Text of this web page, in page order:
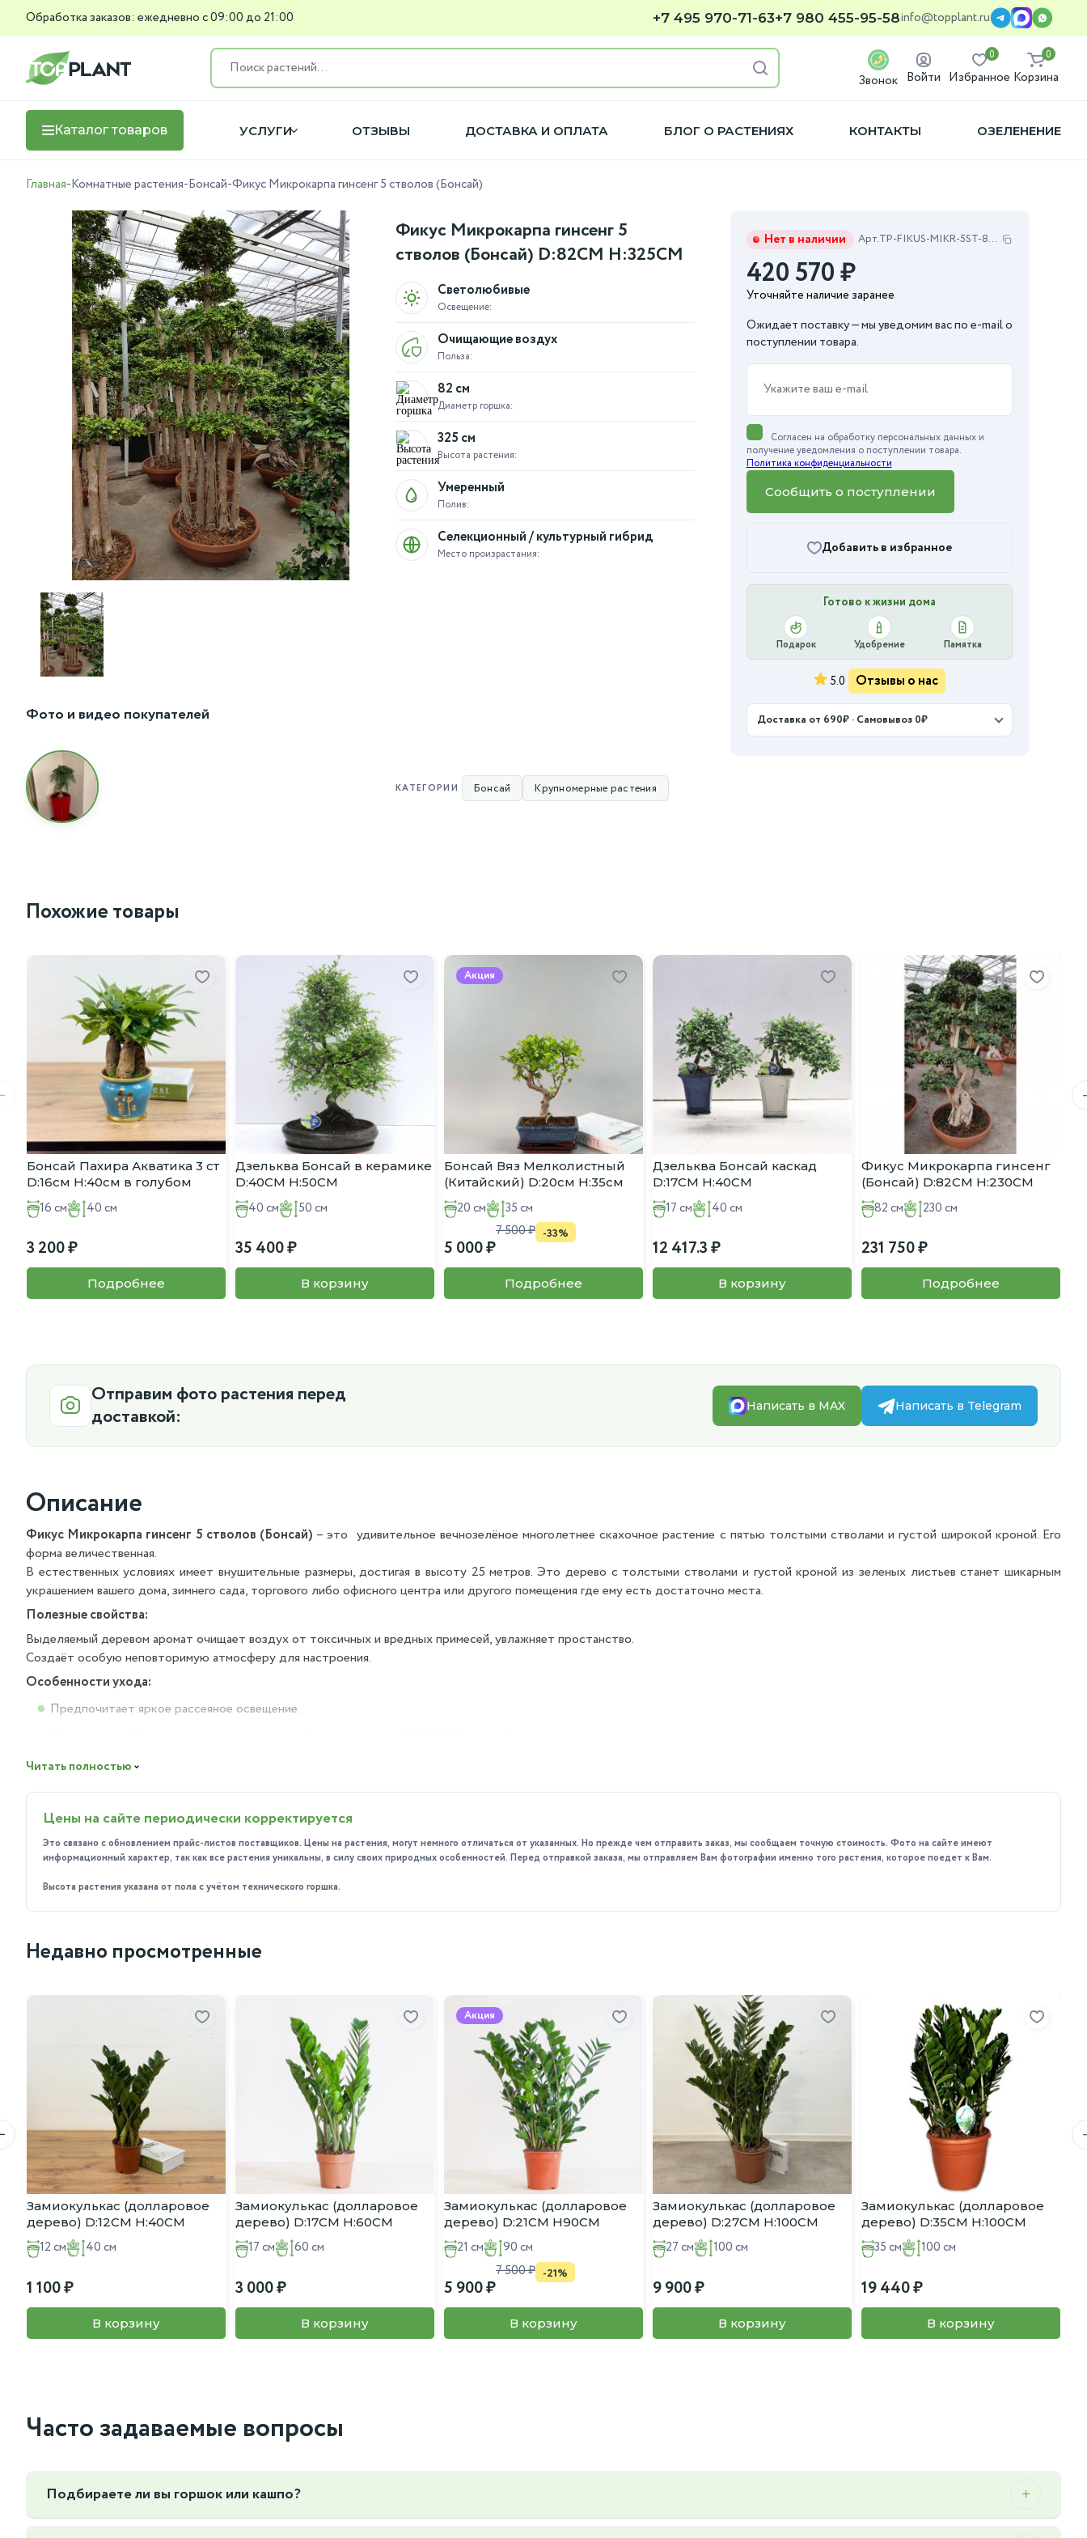
Обработка заказов: ежедневно с 09:00 до 21:00 +7 495 970-71-63+7 980 455-95-58info@topplant.ru
Звонок Войти
0
Избранное
0
Корзина
Каталог товаров УСЛУГИ ОТЗЫВЫ ДОСТАВКА И ОПЛАТА БЛОГ О РАСТЕНИЯХ КОНТАКТЫ ОЗЕЛЕНЕНИЕ
Главная-Комнатные растения-Бонсай-Фикус Микрокарпа гинсенг 5 стволов (Бонсай)
Фото и видео покупателей
Фикус Микрокарпа гинсенг 5
стволов (Бонсай) D:82CM H:325CM
Освещение:
Светолюбивые
Польза:
Очищающие воздух
Диаметр горшка:
82 см
Высота растения:
325 см
Полив:
Умеренный
Место произрастания:
Селекционный / культурный гибрид
Нет в наличии Арт.TP-FIKUS-MIKR-5ST-82-325
420 570₽
Уточняйте наличие заранее
Ожидает поставку — мы уведомим вас по e-mail о
поступлении товара.
Согласен на обработку персональных данных и
получение уведомления о поступлении товара.
Политика конфиденциальности
Сообщить о поступлении
Добавить в избранное
Готово к жизни дома
Подарок Удобрение Памятка
5.0 Отзывы о нас
Доставка от 690₽ · Самовывоз 0₽
КАТЕГОРИИ Бонсай Крупномерные растения
Похожие товары
Бонсай Пахира Акватика 3 ст
D:16см H:40см в голубом
кашпо
16 см 40 см
3 200
Подробнее
Дзельква Бонсай в керамике
D:40CM H:50CM
40 см 50 см
35 400
В корзину
Акция
Бонсай Вяз Мелколистный
(Китайский) D:20см H:35см
20 см 35 см
5 000
7 500 -33%
Подробнее
Дзельква Бонсай каскад
D:17CM H:40CM
17 см 40 см
12 417.3
В корзину
Фикус Микрокарпа гинсенг
(Бонсай) D:82CM H:230CM
82 см 230 см
231 750
Подробнее
Отправим фото растения перед
доставкой:
Написать в MAX Написать в Telegram
Описание
Фикус Микрокарпа гинсенг 5 стволов (Бонсай) – это удивительное вечнозелёное многолетнее скахочное растение с пятью толстыми стволами и густой широкой кроной. Его
форма величественная.
В естественных условиях имеет внушительные размеры, достигая в высоту 25 метров. Это дерево с толстыми стволами и густой кроной из зеленых листьев станет шикарным
украшением вашего дома, зимнего сада, торгового либо офисного центра или другого помещения где ему есть достаточно места.
Полезные свойства:
Выделяемый деревом аромат очищает воздух от токсичных и вредных примесей, увлажняет простанство.
Создаёт особую неповторимую атмосферу для настроения.
Особенности ухода:
Предпочитает яркое рассеяное освещение.
Любит влажность воздуха, можно использовать увлажнители или достаточно часто опрыскивать растение водой.
Регулярный умеренный полив, когда земля просохнет на глубину 2см. Землю следует держать влажной, но не переувлажненной.
Для поддержания здоровья растения можно использовать специальные удобрения для бонсай.
Обрезка по мере необходимости в весенне-летний период для поддержания декоративного вида и формы.
Почему стоит приобрести у нас?
Мы предлагаем широкий ассортимент качественных растений по доступным ценам. Наши специалисты всегда готовы помочь вам с выбором и ответить на все ваши вопросы. Мы
величественное и полезное растение.
Читать полностью
Цены на сайте периодически корректируется
Это связано с обновлением прайс-листов поставщиков. Цены на растения, могут немного отличаться от указанных. Но прежде чем отправить заказ, мы сообщаем точную стоимость. Фото на сайте имеют
информационный характер, так как все растения уникальны, в силу своих природных особенностей. Перед отправкой заказа, мы отправляем Вам фотографии именно того растения, которое поедет к Вам.
Высота растения указана от пола с учётом технического горшка.
Недавно просмотренные
Замиокулькас (долларовое
дерево) D:12CM H:40CM
12 см 40 см
1 100
В корзину
Замиокулькас (долларовое
дерево) D:17CM H:60CM
17 см 60 см
3 000
В корзину
Акция
Замиокулькас (долларовое
дерево) D:21CM H90CM
21 см 90 см
5 900
7 500 -21%
В корзину
Замиокулькас (долларовое
дерево) D:27CM H:100CM
27 см 100 см
9 900
В корзину
Замиокулькас (долларовое
дерево) D:35CM H:100CM
35 см 100 см
19 440
В корзину
Часто задаваемые вопросы
Подбираете ли вы горшок или кашпо?
Да, мы можем подобрать горшок или кашпо под ваш интерьер и вкус, так же вы можете предложить свой, пересадку так же можем осуществить мы.